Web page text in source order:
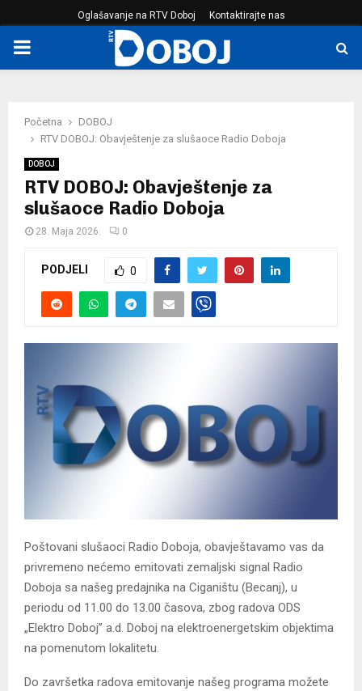
Oglašavanje na RTV Doboj Kontaktirajte nas
PRIMARY
Početna
DOBOJ
RTV DOBOJ: Obavještenje za slušaoce Radio Doboja
DOBOJ
RTV DOBOJ: Obavještenje za
slušaoce Radio Doboja
28. Maja 2026. 0
PODJELI 0
Poštovani slušaoci Radio Doboja, obavještavamo vas da
privremeno nećemo emitovati zemaljski signal Radio
Doboja sa našeg predajnika na Ciganištu (Becanj), u
periodu od 11.00 do 13.00 časova, zbog radova ODS
„Elektro Doboj” a.d. Doboj na elektroenergetskim objektima
na pomenutom lokalitetu.
Do završetka radova emitovanje našeg programa možete